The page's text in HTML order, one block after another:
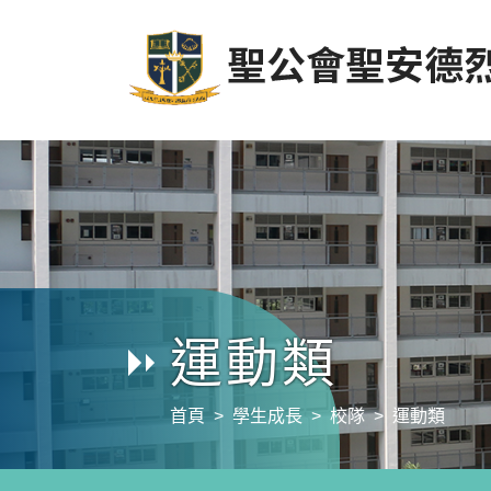
運動類
首頁 學生成長 校隊 運動類